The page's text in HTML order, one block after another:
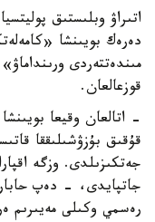
اتىراۋ وبلىستىق
دەرەك بويىنشا
مىندەتتەردى
قوزعالعان.
- اتالعان وقيعا
قۇقىق بۇزۋشىلىققا
جەتكىزىلدى. وزگە
جاتپايدى، - دەپ
رەسمي وكىلى مەيىرىم